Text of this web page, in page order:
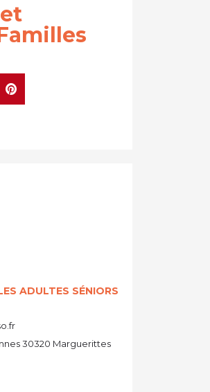
ADULTES SÉNIORS
30320 Marguerittes